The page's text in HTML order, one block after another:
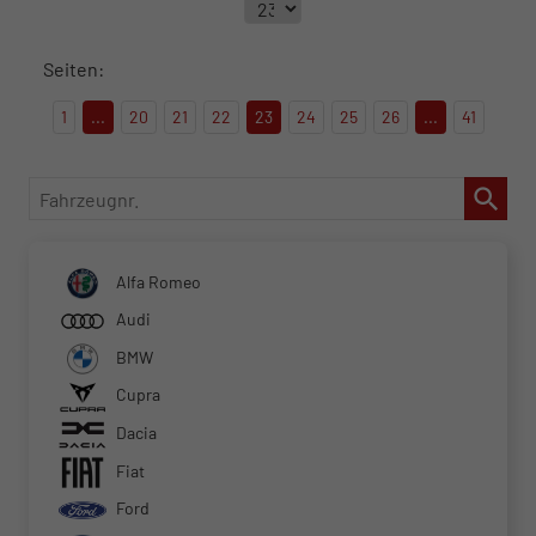
Seiten:
1 ... 20 21 22 23 24 25 26 ... 41
Fahrzeugnr.
Alfa Romeo
Audi
BMW
Cupra
Dacia
Fiat
Ford